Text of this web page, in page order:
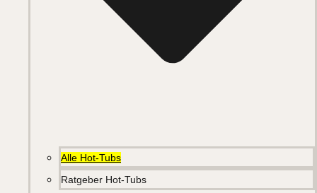
Alle Hot-Tubs
Ratgeber Hot-Tubs